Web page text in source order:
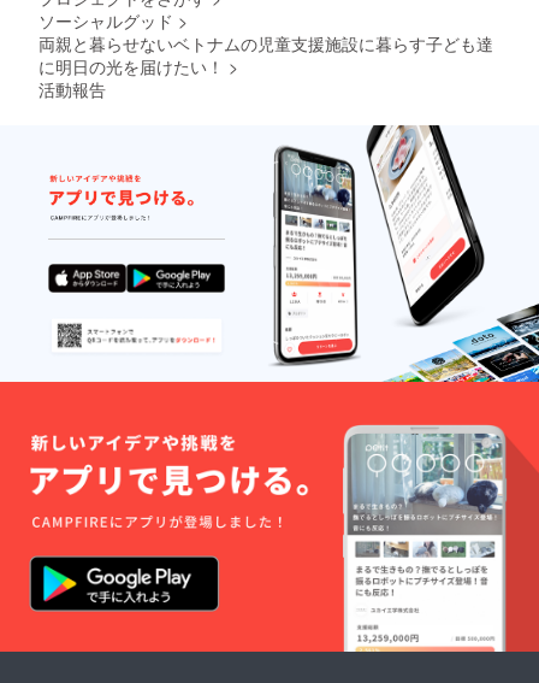
必要な
ものは
しま
す。 ※
豆の状
態をご
希望の
場合は
対応致
します
のでご
連絡く
ださ
い。
す。
福岡と
運賃、
ベトナ
ム国内
の宿泊
費、移
動にお
ける交
通費を
含みま
す。 ※
福岡空
港まで
の移動
費用は
くださ
い。パ
スポー
ト等、
渡航に
必要な
ものは
各自で
準備を
しま
す。 ※
豆の状
ソーシャルグッド >
両親と暮らせないベトナムの児童支援施設に暮らす子ども達
に明日の光を届けたい！ >
活動報告